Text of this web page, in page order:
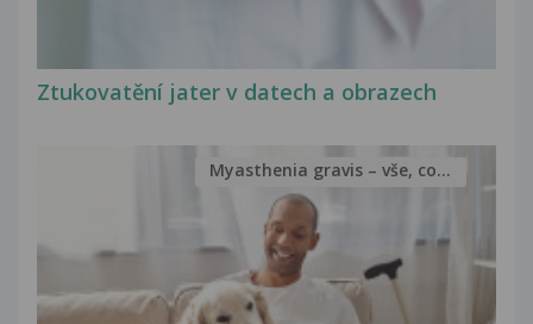
Ztukovatění jater v datech a obrazech
Myasthenia gravis – vše, co...